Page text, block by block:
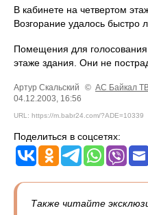
В кабинете на четвертом
Возгорание удалось быстро
Помещения для
этаже здания. Они не
Артур Скальский © АС Байкал
04.12.2003, 16:56
URL: https://m.babr24.com/?ADE=10339
Поделиться в соцсетях:
Также читайте